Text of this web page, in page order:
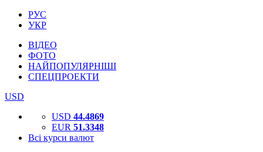
РУС
УКР
ВІДЕО
ФОТО
НАЙПОПУЛЯРНІШІ
СПЕЦПРОЕКТИ
USD
USD 44.4869
EUR 51.3348
Всі курси валют